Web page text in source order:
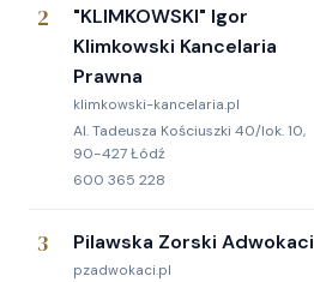
2
"KLIMKOWSKI" Igor
Klimkowski Kancelaria
Prawna
klimkowski-kancelaria.pl
Al. Tadeusza Kościuszki 40/lok. 10,
90-427 Łódź
600 365 228
3 Pilawska Zorski Adwokaci
pzadwokaci.pl